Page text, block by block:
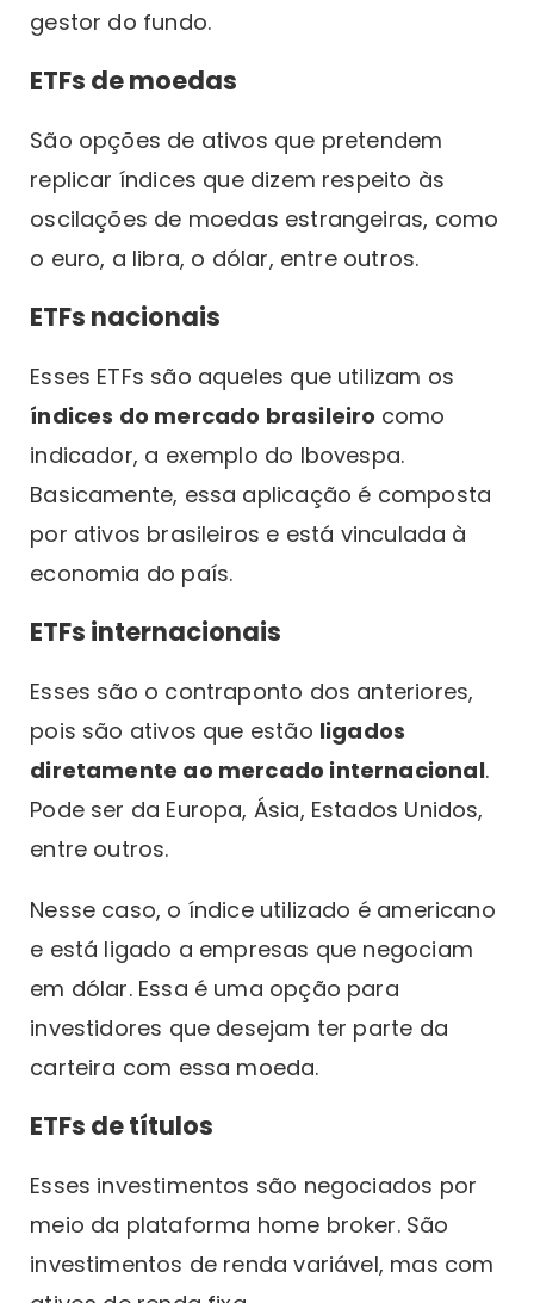
gestor do fundo.
ETFs de moedas
São opções de ativos que pretendem
replicar índices que dizem respeito às
oscilações de moedas estrangeiras, como
o euro, a libra, o dólar, entre outros.
ETFs nacionais
Esses ETFs são aqueles que utilizam os
índices do mercado brasileiro como
indicador, a exemplo do Ibovespa.
Basicamente, essa aplicação é composta
por ativos brasileiros e está vinculada à
economia do país.
ETFs internacionais
Esses são o contraponto dos anteriores,
pois são ativos que estão ligados
diretamente ao mercado internacional.
Pode ser da Europa, Ásia, Estados Unidos,
entre outros.
Nesse caso, o índice utilizado é americano
e está ligado a empresas que negociam
em dólar. Essa é uma opção para
investidores que desejam ter parte da
carteira com essa moeda.
ETFs de títulos
Esses investimentos são negociados por
meio da plataforma home broker. São
investimentos de renda variável, mas com